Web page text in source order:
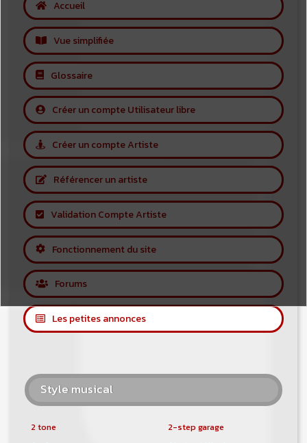
Accueil
Vue simplifiée
Glossaire
Créer un compte Utilisateur libre
Créer un compte Artiste
Référencer un artiste
Validation Compte Artiste
Fonctionnement du site
Forums
Les petites annonces
Style musical
2 tone
2-step garage